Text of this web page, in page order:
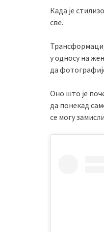
Када је
све.
у односу на
да
Оно што је
да понекад
се могу